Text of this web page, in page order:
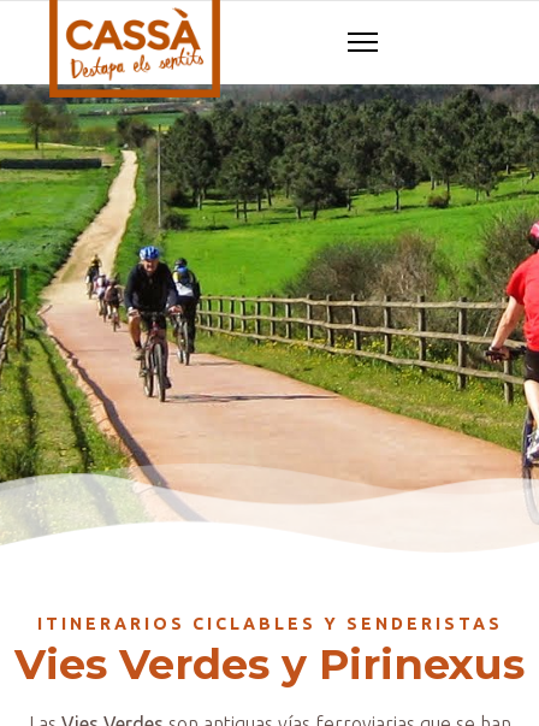
ITINERARIOS CICLABLES Y SENDERISTAS
Vies Verdes y Pirinexus